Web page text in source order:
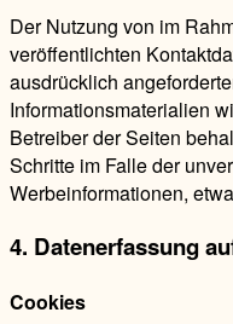
Der Nutzung von im
veröffentlichten
ausdrücklich
Informationsmaterialien
Betreiber der Seiten
Schritte im Falle der
Werbeinformationen,
4. Datenerfassung
Cookies